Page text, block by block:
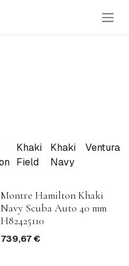
Khaki
Field
Khaki
Navy
Ventura
Montre Hamilton Khaki
Navy Scuba Auto 40 mm
H82425110
739,67€